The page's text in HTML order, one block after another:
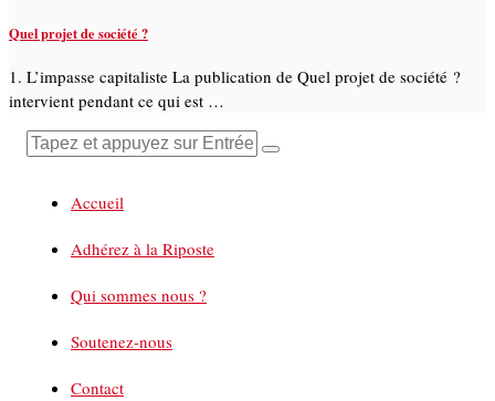
Quel projet de société ?
1. L’impasse capitaliste La publication de Quel projet de société ?
intervient pendant ce qui est …
Accueil
Adhérez à la Riposte
Qui sommes nous ?
Soutenez-nous
Contact